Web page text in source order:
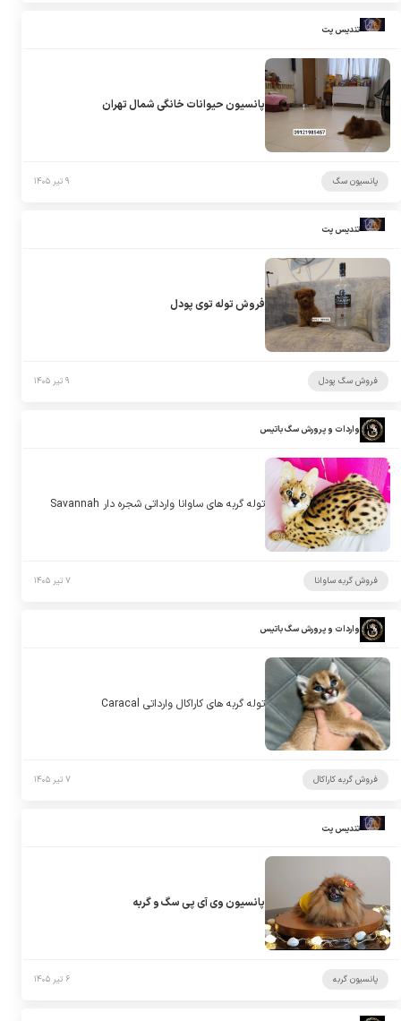
تندیس پت
پانسیون حیوانات خانگی شمال تهران
پانسیون سگ ۹ تیر ۱۴۰۵
تندیس پت
فروش توله توی پودل
فروش سگ پودل ۹ تیر ۱۴۰۵
واردات و پرورش سگ باتیس
توله گربه های ساوانا وارداتی شجره دار Savannah
فروش گربه ساوانا ۷ تیر ۱۴۰۵
واردات و پرورش سگ باتیس
توله گربه های کاراکال وارداتی Caracal
فروش گربه کاراکال ۷ تیر ۱۴۰۵
تندیس پت
پانسیون وی آی پی سگ و گربه
پانسیون گربه ۶ تیر ۱۴۰۵